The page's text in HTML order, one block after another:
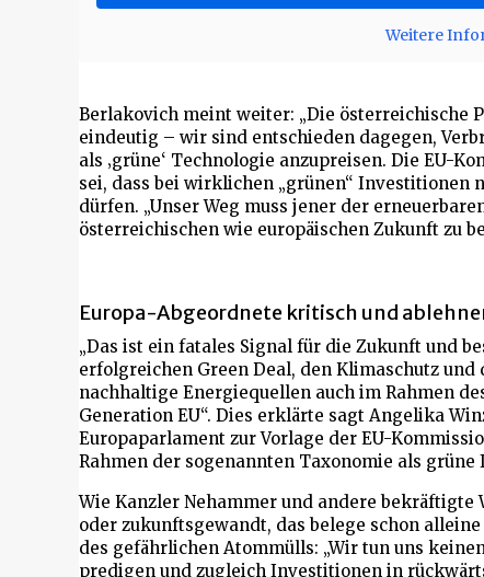
Weitere
Berlakovich meint weiter: „Die österreichische
eindeutig – wir sind entschieden dagegen,
als ‚grüne‘ Technologie anzupreisen. Die EU-
sei, dass bei wirklichen „grünen“ Investitionen
dürfen. „Unser Weg muss jener der
österreichischen wie europäischen Zukunft zu
Europa-Abgeordnete kritisch und
„Das ist ein fatales Signal für die Zukunft und
erfolgreichen Green Deal, den Klimaschutz
nachhaltige Energiequellen auch im Rahmen
Generation EU“. Dies erklärte sagt Angelika
Europaparlament zur Vorlage der EU-
Rahmen der sogenannten Taxonomie als
Wie Kanzler Nehammer und andere
oder zukunftsgewandt, das belege schon
des gefährlichen Atommülls: „Wir tun uns
predigen und zugleich Investitionen in